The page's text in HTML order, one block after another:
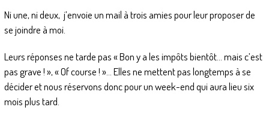
Ni une, ni deux, j’envoie un mail à trois amies pour leur proposer de
se joindre à moi.
Leurs réponses ne tarde pas « Bon y a les impôts bientôt… mais c’est
pas grave ! », « Of course ! »… Elles ne mettent pas longtemps à se
décider et nous réservons donc pour un week-end qui aura lieu six
mois plus tard.